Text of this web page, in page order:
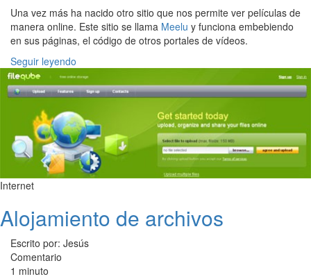
Una vez más ha nacido otro sitio que nos permite ver películas de
manera online. Este sitio se llama Meelu y funciona embebiendo
en sus páginas, el código de otros portales de vídeos.
Seguir leyendo
Internet
Alojamiento de archivos
Escrito por: Jesús
Comentario
1 minuto